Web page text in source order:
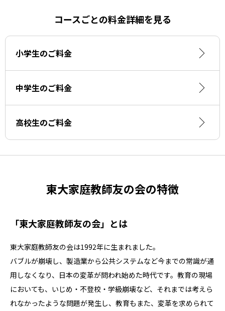
コースごとの料金詳細を見る
小学生のご料金
中学生のご料金
高校生のご料金
東大家庭教師友の会の特徴
「東大家庭教師友の会」とは
東大家庭教師友の会は1992年に生まれました。
バブルが崩壊し、製造業から公共システムなど今までの常識が通
用しなくなり、日本の変革が問われ始めた時代です。教育の現場
においても、いじめ・不登校・学級崩壊など、それまでは考えら
れなかったような問題が発生し、教育もまた、変革を求められて